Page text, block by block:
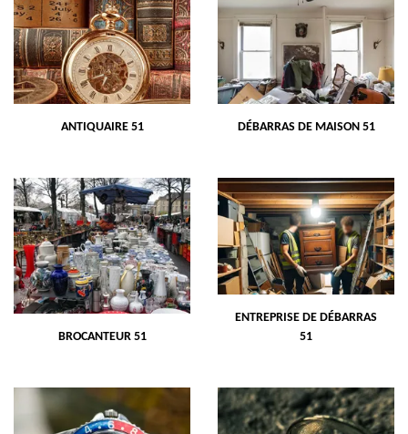
ANTIQUAIRE 51 DÉBARRAS DE MAISON 51
BROCANTEUR 51
ENTREPRISE DE DÉBARRAS
51